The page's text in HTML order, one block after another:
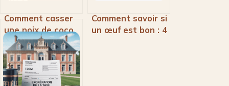
Comment casser
une noix de coco
facilement et
sans danger
Comment savoir si
un œuf est bon : 4